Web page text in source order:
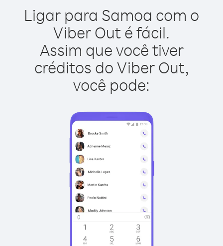
Ligar para Samoa com o
Viber Out é fácil.
Assim que você tiver
créditos do Viber Out,
você pode: